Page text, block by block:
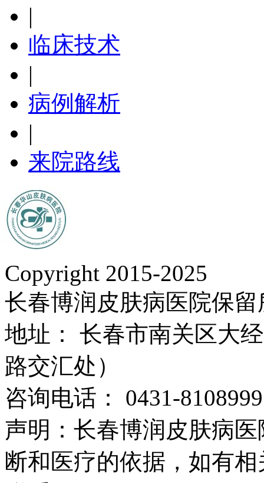
|
临床技术
|
病例解析
|
来院路线
Copyright 2015-2025
长春博润皮肤病医院保
地址： 长春市南关区大
路交汇处）
咨询电话： 0431-
声明：长春博润皮肤病
断和医疗的依据，如有